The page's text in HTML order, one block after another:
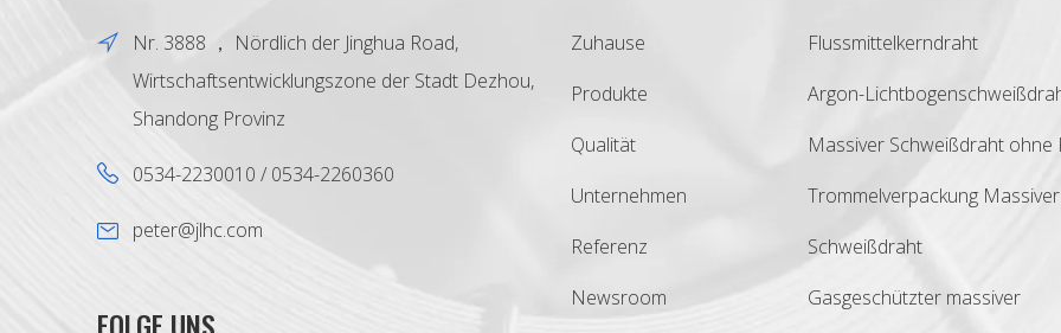
Nr. 3888 ， Nördlich der Jinghua Road,
Wirtschaftsentwicklungszone der Stadt Dezhou,
Shandong Provinz
0534-2230010 / 0534-2260360
peter@jlhc.com
FOLGE UNS
Zuhause
Produkte
Qualität
Unternehmen
Referenz
Newsroom
Flussmittelkerndraht
Argon-
Massiver Schweißdraht ohne
Trommelverpackung Massiver
Schweißdraht
Gasgeschützter massiver